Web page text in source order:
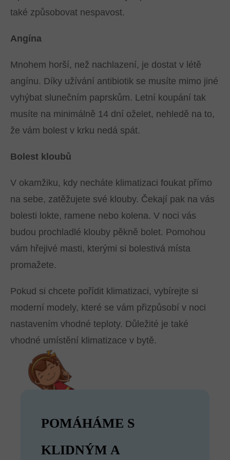
také způsobovat nespavost.
Angína
Mnohem horší, než nachlazení, je dostat v létě
angínu. Díky užívání antibiotik se musíte mimo jiné
vyhýbat slunečním paprskům. Letní koupání tak
musíte na minimálně 14 dní oželet, nehledě na to,
že vám bolest v krku nedá spát.
Bolest kloubů
V okamžiku, kdy necháte klimatizaci foukat přímo
na sebe, zatěžujete své klouby. Čekají pak na vás
bolesti lokte, ramene nebo kolena. V noci vás
budou prochladlé klouby pěkně bolet. Pomohou
vám hřejivé masti, kterými si bolestivá místa
promažete.
Pokud si chcete pořídit klimatizaci, vybírejte si
moderní modely, které se vám přizpůsobí v noci
nastavením vhodné teploty. Důležité je také
vhodné umístění klimatizace v bytě.
POMÁHÁME S
KLIDNÝM A